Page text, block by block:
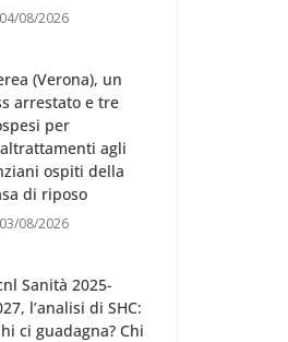
04/08/2026
(Verona), un
arrestato e tre
per
agli
ospiti della
di riposo
03/08/2026
Sanità 2025-
l’analisi di SHC:
ci guadagna? Chi